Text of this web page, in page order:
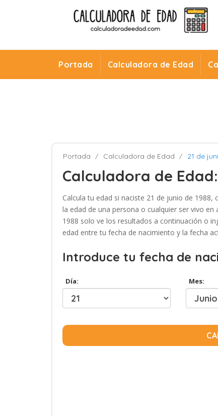
Portada Calculadora de Edad
Portada Calculadora de Edad 21 de
Calculadora de Edad:
Calcula tu edad si naciste 21 de junio de
la edad de una persona o cualquier ser vivo
1988 solo ve los resultados a continuación o
edad entre tu fecha de nacimiento y la fecha
Introduce tu fecha de
Día: Mes: